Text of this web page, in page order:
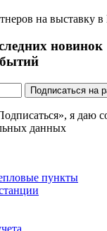
на выставку в
новинок
Подписаться на
я даю
данных
пункты